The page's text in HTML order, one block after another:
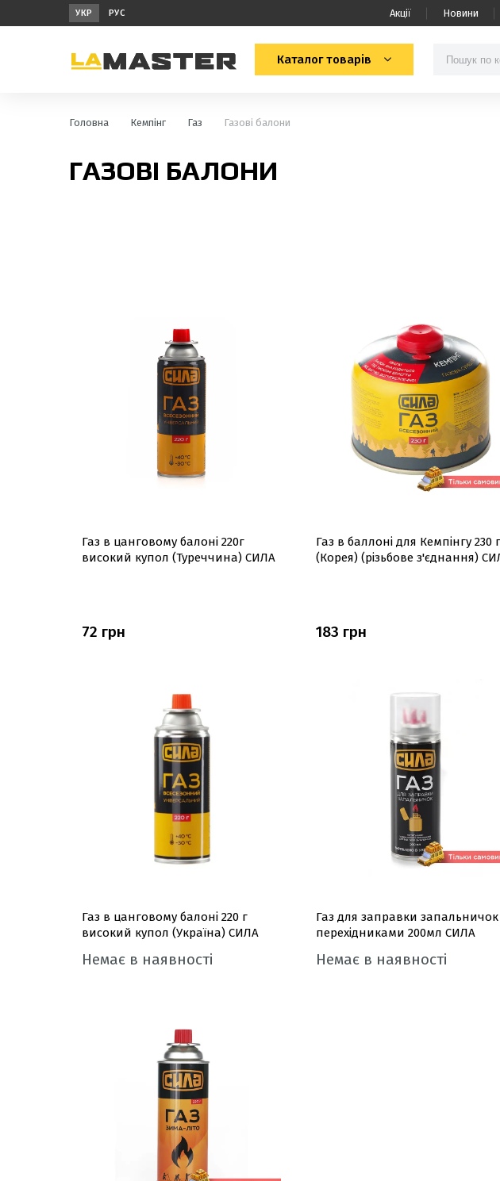
УКР РУС Акції Новини
Каталог товарів
Головна Кемпінг Газ Газові балони
ГАЗОВІ БАЛОНИ
Газ в цанговому балоні 220г
високий купол (Туреччина) СИЛА
72 грн
Газ в баллоні для Кемпінгу 230
(Корея) (різьбове з'єднання)
183 грн
Газ в цанговому балоні 220 г
високий купол (Україна) СИЛА
Немає в наявності
Газ для заправки запальничок
перехідниками 200мл СИЛА
Немає в наявності